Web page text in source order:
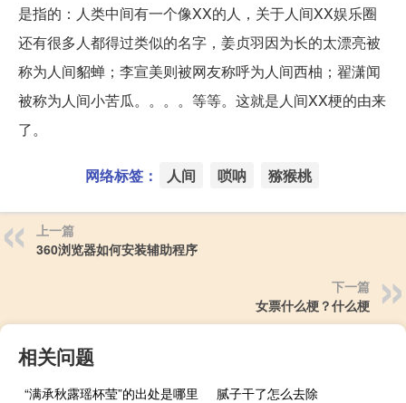
是指的：人类中间有一个像XX的人，关于人间XX娱乐圈
还有很多人都得过类似的名字，姜贞羽因为长的太漂亮被
称为人间貂蝉；李宣美则被网友称呼为人间西柚；翟潇闻
被称为人间小苦瓜。。。。等等。这就是人间XX梗的由来
了。
网络标签： 人间 唢呐 猕猴桃
上一篇
360浏览器如何安装辅助程序
下一篇
女票什么梗？什么梗
相关问题
“满承秋露瑶杯莹”的出处是哪里
腻子干了怎么去除